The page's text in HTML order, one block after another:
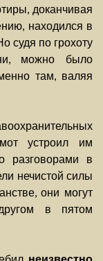
доканчивая
находился в
судя по грохоту
можно было
там, валяя
устроил им
разговорами в
нечистой силы
они могут
в пятом